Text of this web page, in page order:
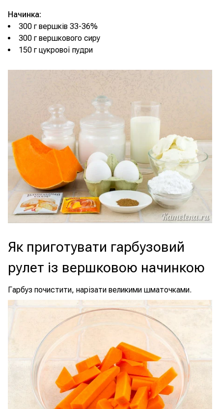
Начинка:
300 г вершків 33-36%
300 г вершкового сиру
150 г цукрової пудри
Як приготувати гарбузовий
рулет із вершковою начинкою
Гарбуз почистити, нарізати великими шматочками.